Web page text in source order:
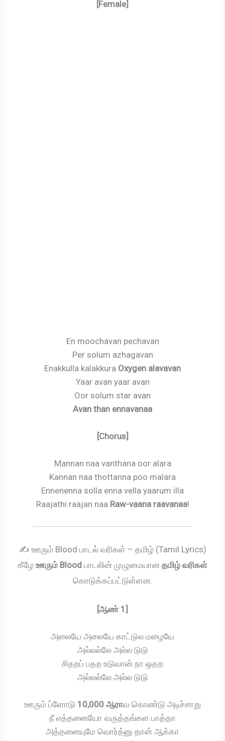
[Female]
En moochavan pechavan
Per solum azhagavan
Enakkulla kalakkura Oxygen alavavan
Yaar avan yaar avan
Oor solum star avan
Avan than ennavanaa
[Chorus]
Mannan naa vanthana oor alara
Kannan naa thottanna poo malara
Ennenenna solla enna vella yaarum illa
Raajathi raajan naa Raw-vaana raavanaa!
✍️ ஊரும் Blood பாடல் வரிகள் – தமிழ் (Tamil Lyrics)
கீழே ஊரும் Blood பாடலின் முழுமையான தமிழ் வரிகள்
கொடுக்கப்பட்டுள்ளன.
[ஆண் 1]
அலையே அலையே காட்டுல மழையே
அல்லல்லே அல்ல டுடு
சிதறப் பதற உடுவான் நா ஒதற
அல்லல்லே அல்ல டுடு
ஊரும் ப்ளோடு 10,000 ஆராவ கொண்டு அடிச்சாறு
நீ எத்தனையோ வருத்தங்கள பாத்தா
அத்தனையுமே வொர்த்னு தான் ஆக்கா